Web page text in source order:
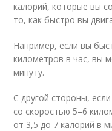
калорий, которые вы
то, как быстро вы
Например, если вы
километров в час, вы
минуту.
С другой стороны,
со скоростью 5–6
от 3,5 до 7 калорий в